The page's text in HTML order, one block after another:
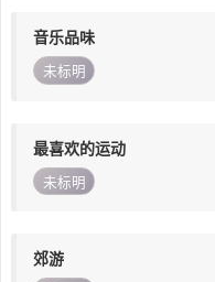
音乐品味
未标明
最喜欢的运动
未标明
郊游